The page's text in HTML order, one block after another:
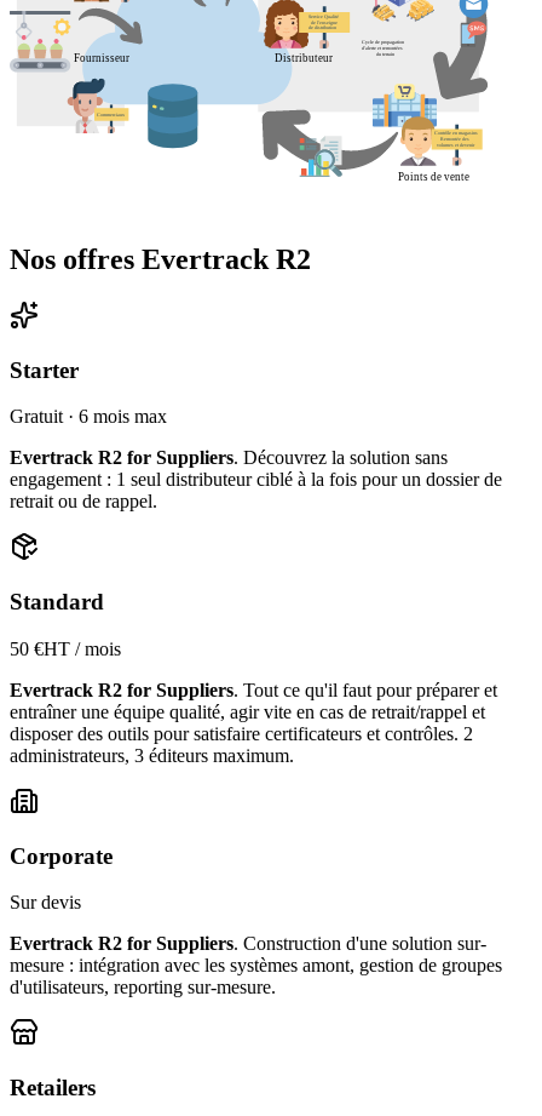
Nos offres Evertrack R2
Starter
Gratuit · 6 mois max
Evertrack R2 for Suppliers. Découvrez la solution sans
engagement : 1 seul distributeur ciblé à la fois pour un dossier de
retrait ou de rappel.
Standard
50 €HT / mois
Evertrack R2 for Suppliers. Tout ce qu'il faut pour préparer et
entraîner une équipe qualité, agir vite en cas de retrait/rappel et
disposer des outils pour satisfaire certificateurs et contrôles. 2
administrateurs, 3 éditeurs maximum.
Corporate
Sur devis
Evertrack R2 for Suppliers. Construction d'une solution sur-
mesure : intégration avec les systèmes amont, gestion de groupes
d'utilisateurs, reporting sur-mesure.
Retailers